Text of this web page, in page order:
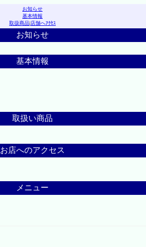
お知らせ
基本情報
取扱商品|店舗へｱｸｾｽ
お知らせ
基本情報
取扱い商品
お店へのアクセス
メニュー